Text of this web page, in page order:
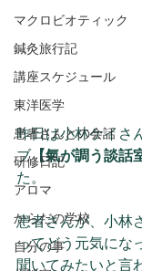
マクロビオティック
鍼灸旅行記
講座スケジュール
東洋医学
患者さんとの会話
研修日記
アロマ
からだの学校
自分の事
昨日は小林ケイさ
ブ【氣が調う談話
た。
患者さんが、小林
ってどう元気にな
聞いてみたいと言